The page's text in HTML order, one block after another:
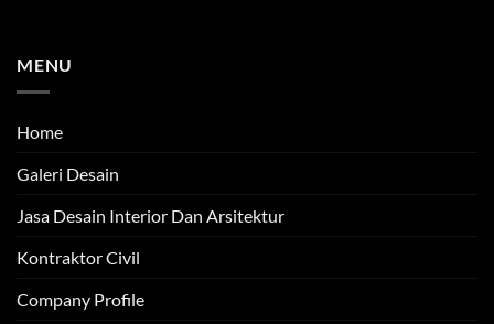
MENU
Home
Galeri Desain
Jasa Desain Interior Dan Arsitektur
Kontraktor Civil
Company Profile